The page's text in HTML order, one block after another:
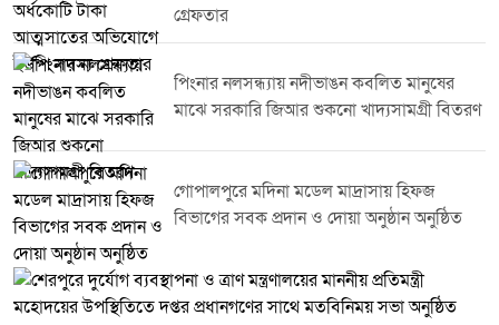
করা সম্ভব বলে তিনি আশাবাদ ব্যক্ত করেন।এ সময় তিনি ডিসি লেকের সৌন্দর্য ও
পরিবেশগত ভারসাম্য রক্ষায় নিয়মিত পরিচ্ছন্নতা কার্যক্রম পরিচালনার ওপর গুরুত্বারোপ
করেন এবং এ ধরনের উদ্যোগে সবাইকে সম্পৃক্ত হওয়ার আহ্বান জানান।কর্মসূচিতে
জেলা প্রশাসনের ঊর্ধ্বতন কর্মকর্তা বিভিন্ন সরকারি দপ্তরের প্রতিনিধি স্বেচ্ছাসেবী
সংগঠনের সদস্যসহ বিভিন্ন শ্রেণি-পেশার মানুষ অংশ নেন।
গ্রেফতার
পিংনার নলসন্ধ্যায় নদীভাঙন কবলিত মানুষের
মাঝে সরকারি জিআর শুকনো খাদ্যসামগ্রী বিতরণ
গোপালপুরে মদিনা মডেল মাদ্রাসায় হিফজ
বিভাগের সবক প্রদান ও দোয়া অনুষ্ঠান অনুষ্ঠিত